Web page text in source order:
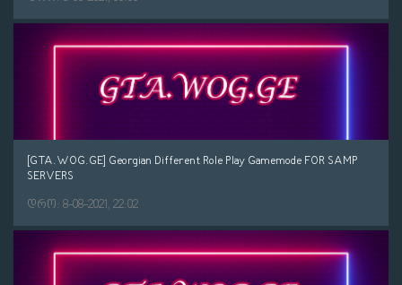
[GTA.WOG.GE] Georgian Different Role Play Gamemode FOR SAMP
SERVERS
დრო: 8-08-2021, 22:02